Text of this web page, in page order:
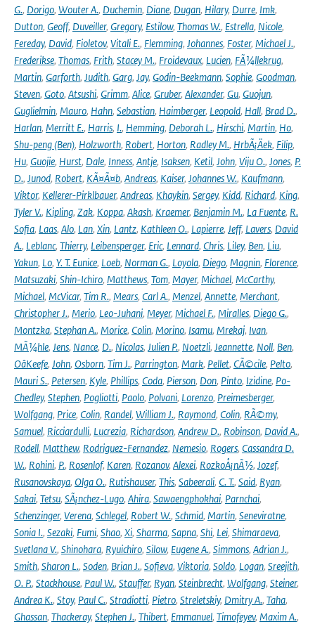
G., Dorigo, Wouter A., Duchemin, Diane, Dugan, Hilary, Durre, Imk,
Dutton, Geoff, Duveiller, Gregory, Estilow, Thomas W., Estrella, Nicole,
Fereday, David, Fioletov, Vitali E., Flemming, Johannes, Foster, Michael J.,
Frederikse, Thomas, Frith, Stacey M., Froidevaux, Lucien, FÃ¼llekrug,
Martin, Garforth, Judith, Garg, Jay, Godin-Beekmann, Sophie, Goodman,
Steven, Goto, Atsushi, Grimm, Alice, Gruber, Alexander, Gu, Guojun,
Guglielmin, Mauro, Hahn, Sebastian, Haimberger, Leopold, Hall, Brad D.,
Harlan, Merritt E., Harris, I., Hemming, Deborah L., Hirschi, Martin, Ho,
Shu-peng (Ben), Holzworth, Robert, Horton, Radley M., HrbÃ¡Äek, Filip,
Hu, Guojie, Hurst, Dale, Inness, Antje, Isaksen, Ketil, John, Viju O., Jones, P.
D., Junod, Robert, KÃ¤Ã¤b, Andreas, Kaiser, Johannes W., Kaufmann,
Viktor, Kellerer-Pirklbauer, Andreas, Khaykin, Sergey, Kidd, Richard, King,
Tyler V., Kipling, Zak, Koppa, Akash, Kraemer, Benjamin M., La Fuente, R.
Sofia, Laas, Alo, Lan, Xin, Lantz, Kathleen O., Lapierre, Jeff, Lavers, David
A., Leblanc, Thierry, Leibensperger, Eric, Lennard, Chris, Liley, Ben, Liu,
Yakun, Lo, Y. T. Eunice, Loeb, Norman G., Loyola, Diego, Magnin, Florence,
Matsuzaki, Shin-Ichiro, Matthews, Tom, Mayer, Michael, McCarthy,
Michael, McVicar, Tim R., Mears, Carl A., Menzel, Annette, Merchant,
Christopher J., Merio, Leo-Juhani, Meyer, Michael F., Miralles, Diego G.,
Montzka, Stephan A., Morice, Colin, Morino, Isamu, Mrekaj, Ivan,
MÃ¼hle, Jens, Nance, D., Nicolas, Julien P., Noetzli, Jeannette, Noll, Ben,
OâKeefe, John, Osborn, Tim J., Parrington, Mark, Pellet, CÃ©cile, Pelto,
Mauri S., Petersen, Kyle, Phillips, Coda, Pierson, Don, Pinto, Izidine, Po-
Chedley, Stephen, Pogliotti, Paolo, Polvani, Lorenzo, Preimesberger,
Wolfgang, Price, Colin, Randel, William J., Raymond, Colin, RÃ©my,
Samuel, Ricciardulli, Lucrezia, Richardson, Andrew D., Robinson, David A.,
Rodell, Matthew, Rodriguez-Fernandez, Nemesio, Rogers, Cassandra D.
W., Rohini, P., Rosenlof, Karen, Rozanov, Alexei, RozkoÅ¡nÃ½, Jozef,
Rusanovskaya, Olga O., Rutishauser, This, Sabeerali, C. T., Said, Ryan,
Sakai, Tetsu, SÃ¡nchez-Lugo, Ahira, Sawaengphokhai, Parnchai,
Schenzinger, Verena, Schlegel, Robert W., Schmid, Martin, Seneviratne,
Sonia I., Sezaki, Fumi, Shao, Xi, Sharma, Sapna, Shi, Lei, Shimaraeva,
Svetlana V., Shinohara, Ryuichiro, Silow, Eugene A., Simmons, Adrian J.,
Smith, Sharon L., Soden, Brian J., Sofieva, Viktoria, Soldo, Logan, Sreejith,
O. P., Stackhouse, Paul W., Stauffer, Ryan, Steinbrecht, Wolfgang, Steiner,
Andrea K., Stoy, Paul C., Stradiotti, Pietro, Streletskiy, Dmitry A., Taha,
Ghassan, Thackeray, Stephen J., Thibert, Emmanuel, Timofeyev, Maxim A.,